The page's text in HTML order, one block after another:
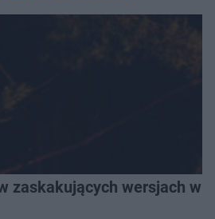
zaskakujących wersjach w